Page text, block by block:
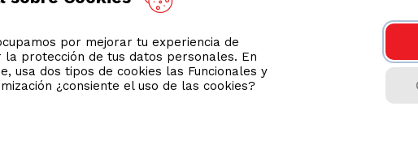
por mejorar tu experiencia de
la protección de tus datos personales. En
usa dos tipos de cookies las Funcionales y
¿consiente el uso de las cookies?